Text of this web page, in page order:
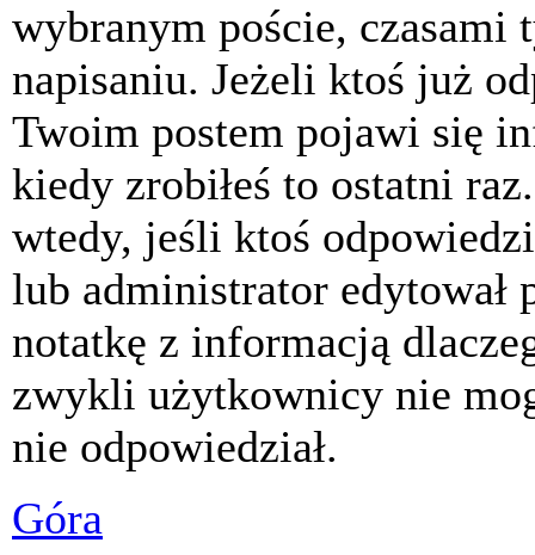
wybranym poście, czasami
napisaniu. Jeżeli ktoś już
Twoim postem pojawi się
kiedy zrobiłeś to ostatni
wtedy, jeśli ktoś
lub administrator edytował
notatkę z informacją
zwykli użytkownicy nie
nie odpowiedział.
Góra